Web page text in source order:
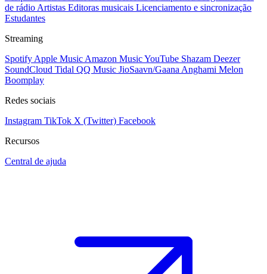
de rádio Artistas Editoras musicais Licenciamento e sincronização
Estudantes
Streaming
Spotify Apple Music Amazon MusicYouTube Shazam Deezer
SoundCloud Tidal QQ Music JioSaavn/Gaana Anghami Melon
Boomplay
Redes sociais
Instagram TikTok X (Twitter) Facebook
Recursos
Central de ajuda